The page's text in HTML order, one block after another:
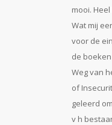
mooi.
Wat mij
voor de
de
Weg van
of
geleerd
v h